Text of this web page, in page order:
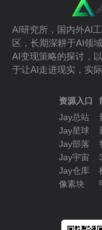
AI研究所，国内外AI
区，长期深耕于AI领
AI变现策略的探讨，
于让AI走进现实，实
资源入口
Jay总站
Jay星球
Jay部落
Jay宇宙
Jay仓库
像素块